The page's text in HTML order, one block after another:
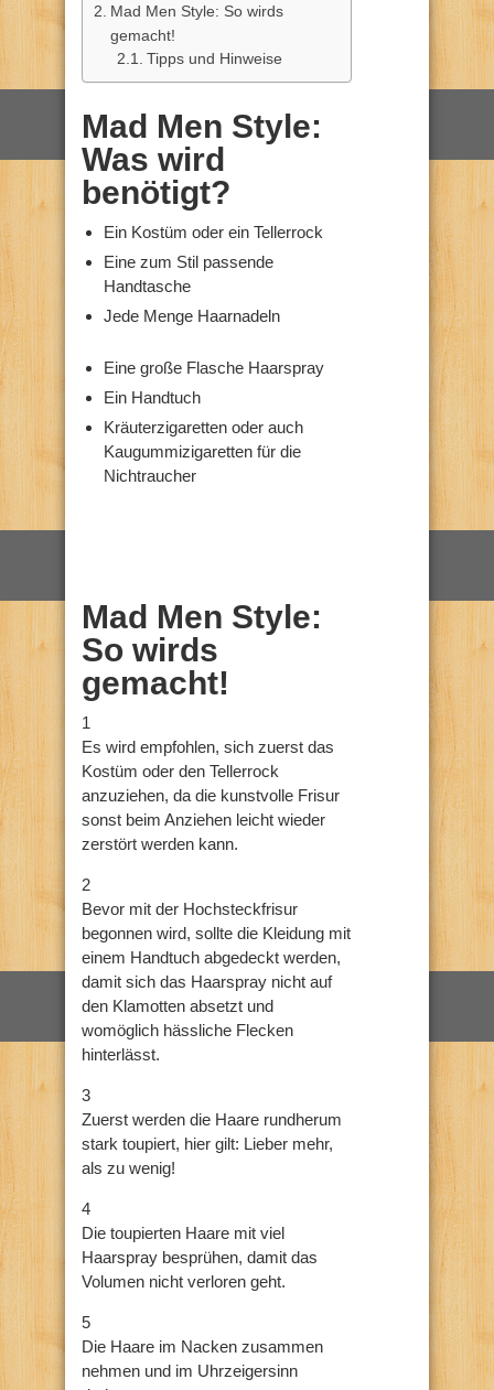
Mad Men Style: So wirds
gemacht!
Tipps und Hinweise
Mad Men Style:
Was wird
benötigt?
Ein Kostüm oder ein Tellerrock
Eine zum Stil passende
Handtasche
Jede Menge Haarnadeln
Eine große Flasche Haarspray
Ein Handtuch
Kräuterzigaretten oder auch
Kaugummizigaretten für die
Nichtraucher
Mad Men Style:
So wirds
gemacht!
1
Es wird empfohlen, sich zuerst das
Kostüm oder den Tellerrock
anzuziehen, da die kunstvolle Frisur
sonst beim Anziehen leicht wieder
zerstört werden kann.
2
Bevor mit der Hochsteckfrisur
begonnen wird, sollte die Kleidung mit
einem Handtuch abgedeckt werden,
damit sich das Haarspray nicht auf
den Klamotten absetzt und
womöglich hässliche Flecken
hinterlässt.
3
Zuerst werden die Haare rundherum
stark toupiert, hier gilt: Lieber mehr,
als zu wenig!
4
Die toupierten Haare mit viel
Haarspray besprühen, damit das
Volumen nicht verloren geht.
5
Die Haare im Nacken zusammen
nehmen und im Uhrzeigersinn